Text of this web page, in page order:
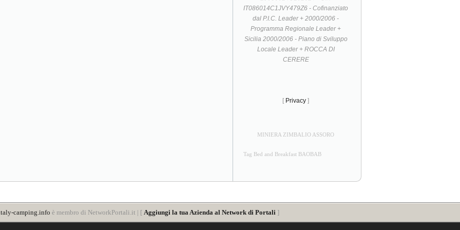
IT086014C1JVY479Z6 - Cofinanziato
dal P.I.C. Leader + 2000/2006 -
Programma Regionale Leader +
Sicilia 2000/2006 - Piano di Sviluppo
Locale Leader + ROCCA DI
CERERE
[ Privacy ]
MINIERA ZIMBALIO ASSORO
Tag Bed and Breakfast BAOBAB
camping.info è membro di NetworkPortali.it | [ Aggiungi la tua Azienda al Network di Portali ]